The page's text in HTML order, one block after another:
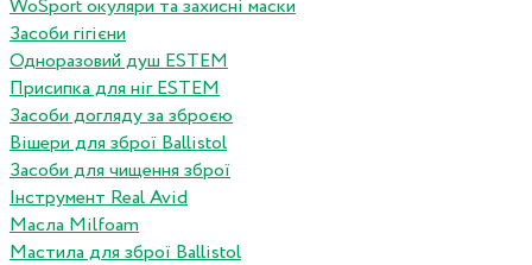
WoSport окуляри та захисні маски
Засоби гігієни
Одноразовий душ ESTEM
Присипка для ніг ESTEM
Засоби догляду за зброєю
Вішери для зброї Ballistol
Засоби для чищення зброї
Інструмент Real Avid
Масла Milfoam
Мастила для зброї Ballistol